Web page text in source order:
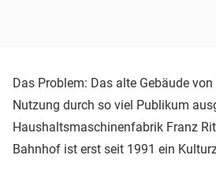
Das Problem: Das alte Gebäude
Nutzung durch so viel Publikum
Haushaltsmaschinenfabrik Franz
Bahnhof ist erst seit 1991 ein